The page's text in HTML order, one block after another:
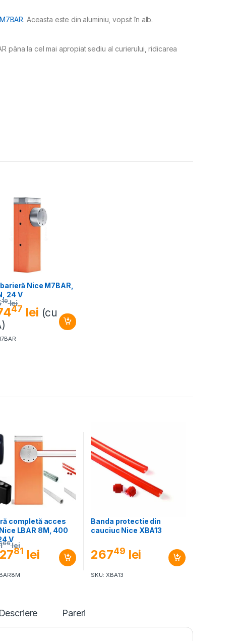
M7BAR. Aceasta este din aluminiu, vopsit în alb.
pâna la cel mai apropiat sediu al curierului, ridicarea
Nice M7BAR,
24 V
47 lei
10 lei
(cu
completă acces
LBAR 8M, 400
V
81 lei
66 lei
Banda protectie din
cauciuc Nice XBA13
26749 lei
SKU: XBA13
Descriere Pareri